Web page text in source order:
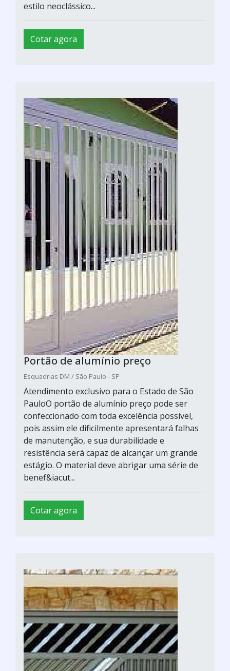
estilo neoclássico...
Cotar agora
Portão de alumínio preço
Esquadrias DM / São Paulo - SP
Atendimento exclusivo para o Estado de São
PauloO portão de alumínio preço pode ser
confeccionado com toda excelência possível,
pois assim ele dificilmente apresentará falhas
de manutenção, e sua durabilidade e
resistência será capaz de alcançar um grande
estágio. O material deve abrigar uma série de
benef&iacut...
Cotar agora